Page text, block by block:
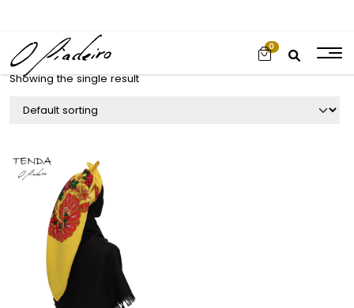
0
Showing the single result